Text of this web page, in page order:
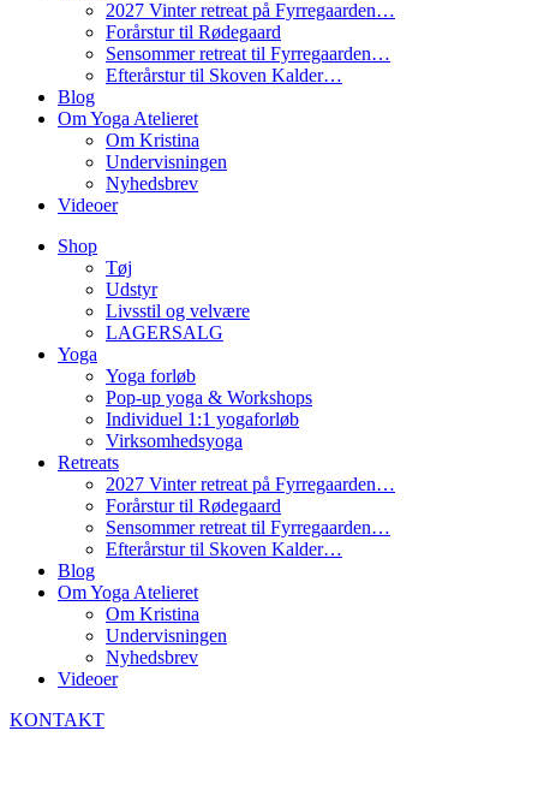
2027 Vinter retreat på Fyrregaarden…
Forårstur til Rødegaard
Sensommer retreat til Fyrregaarden…
Efterårstur til Skoven Kalder…
Blog
Om Yoga Atelieret
Om Kristina
Undervisningen
Nyhedsbrev
Videoer
Shop
Tøj
Udstyr
Livsstil og velvære
LAGERSALG
Yoga
Yoga forløb
Pop-up yoga & Workshops
Individuel 1:1 yogaforløb
Virksomhedsyoga
Retreats
2027 Vinter retreat på Fyrregaarden…
Forårstur til Rødegaard
Sensommer retreat til Fyrregaarden…
Efterårstur til Skoven Kalder…
Blog
Om Yoga Atelieret
Om Kristina
Undervisningen
Nyhedsbrev
Videoer
KONTAKT